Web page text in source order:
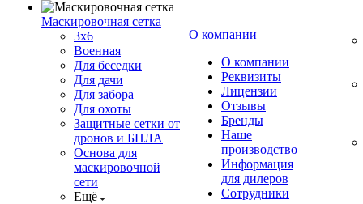
Маскировочная сетка
3х6
Военная
Для беседки
Для дачи
Для забора
Для охоты
Защитные сетки от
дронов и БПЛА
Основа для
маскировочной
сети
Ещё
О компании
О компании
Реквизиты
Лицензии
Отзывы
Бренды
Наше
производство
Информация
для дилеров
Сотрудники